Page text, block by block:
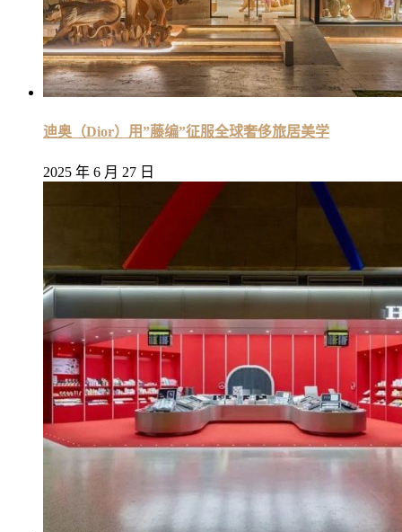
迪奥（Dior）用”藤编”征服全球奢侈旅居美学
2025 年 6 月 27 日